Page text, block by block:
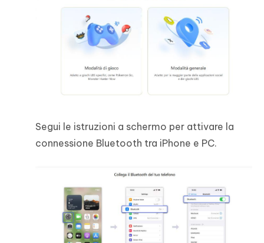
Segui le istruzioni a schermo per attivare la
connessione Bluetooth tra iPhone e PC.